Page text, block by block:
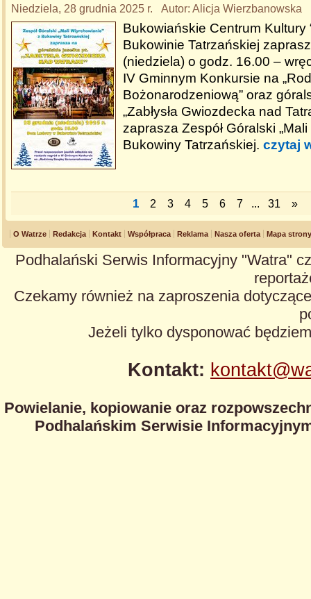
Niedziela, 28 grudnia 2025 r. Autor: Alicja Wierzbanowska
Bukowiańskie Centrum Kultury
Bukowinie Tatrzańskiej
(niedziela) o godz. 16.00 –
IV Gminnym Konkursie na
Bożonarodzeniową” oraz
„Zabłysła Gwiozdecka nad
zaprasza Zespół Góralski
Bukowiny Tatrzańskiej. czytaj
1 2 3 4 5 6 7 ... 31 »
O Watrze Redakcja Kontakt Współpraca Reklama Nasza oferta Mapa strony
Podhalański Serwis Informacyjny "Watra"
Czekamy również na zaproszenia
Jeżeli tylko dysponować
Kontakt:
Powielanie, kopiowanie oraz
Podhalańskim Serwisie